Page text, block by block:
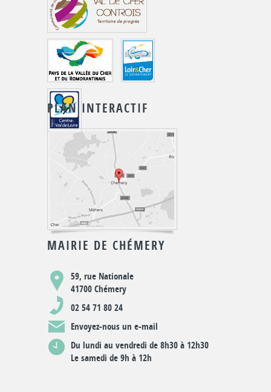
PLAN INTERACTIF
MAIRIE DE CHÉMERY
59, rue Nationale
41700 Chémery
02 54 71 80 24
Envoyez-nous un e-mail
Du lundi au vendredi de 8h30 à 12h30
Le samedi de 9h à 12h